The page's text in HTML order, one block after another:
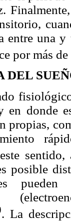
entre una
por más de
DEL
en donde
propias,
sentido,
posible
pueden
. La